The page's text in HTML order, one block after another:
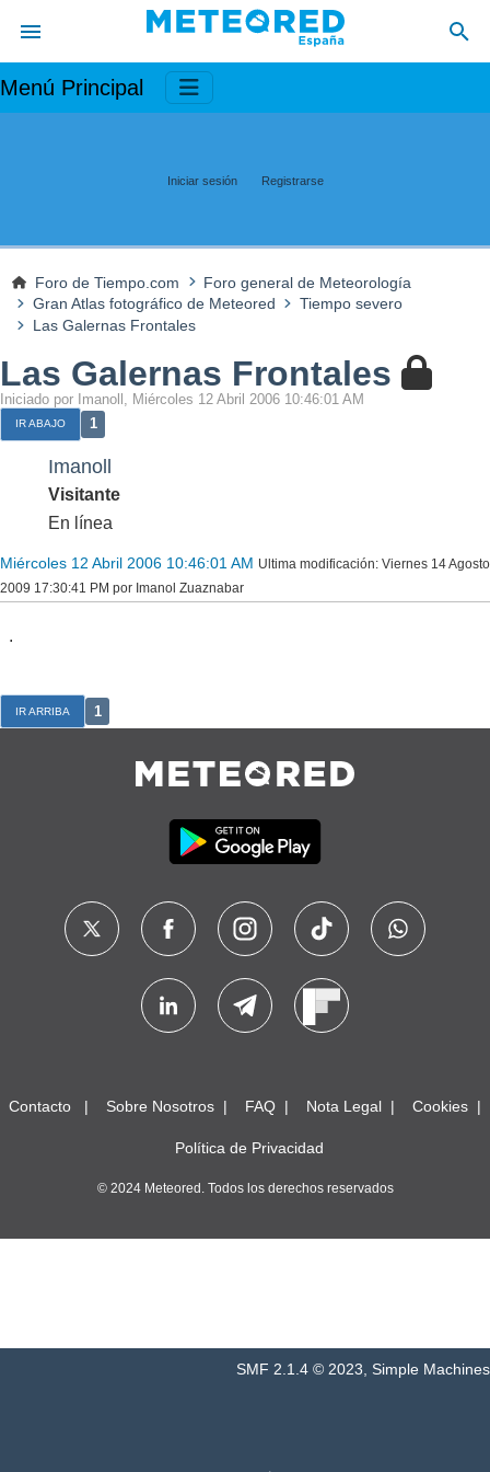
Menú Principal
Iniciar sesión Registrarse
Foro de Tiempo.com
Foro general de Meteorología
Gran Atlas fotográfico de Meteored
Tiempo severo
Las Galernas Frontales
Las Galernas Frontales
Iniciado por Imanoll, Miércoles 12 Abril 2006 10:46:01 AM
IR ABAJO 1
Imanoll
Visitante
En línea
Miércoles 12 Abril 2006 10:46:01 AM Ultima modificación: Viernes 14 Agosto
2009 17:30:41 PM por Imanol Zuaznabar
.
IR ARRIBA 1
Contacto Sobre Nosotros FAQ Nota Legal Cookies
Política de Privacidad
© 2024 Meteored. Todos los derechos reservados
SMF 2.1.4 © 2023, Simple Machines